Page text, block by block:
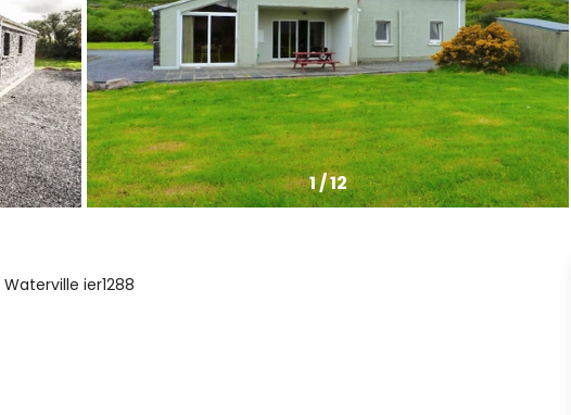
1/12
Waterville ier1288